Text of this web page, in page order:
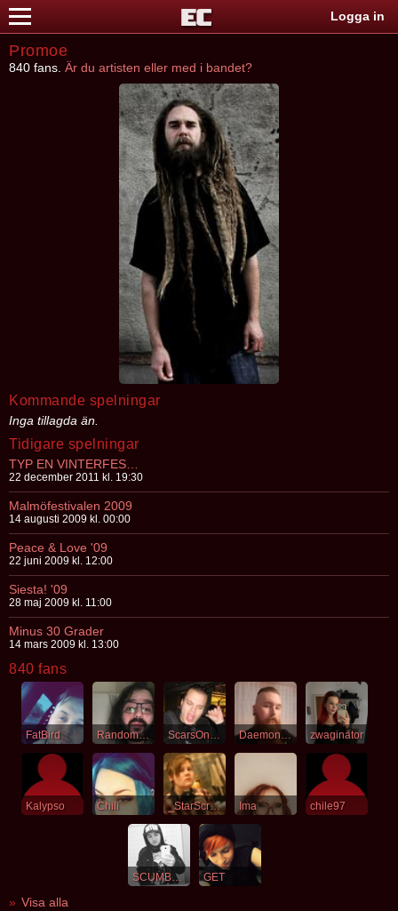
Logga in
Promoe
840 fans. Är du artisten eller med i bandet?
Kommande spelningar
Inga tillagda än.
Tidigare spelningar
TYP EN VINTERFESTIVAL
22 december 2011 kl. 19:30
Malmöfestivalen 2009
14 augusti 2009 kl. 00:00
Peace & Love '09
22 juni 2009 kl. 12:00
Siesta! '09
28 maj 2009 kl. 11:00
Minus 30 Grader
14 mars 2009 kl. 13:00
840 fans
FatBird RandomBlackDude ScarsOnTheHorizon DaemonEros zwaginator
Kalypso Chili _StarScream_ Ima chile97
SCUMBAG GET
Visa alla